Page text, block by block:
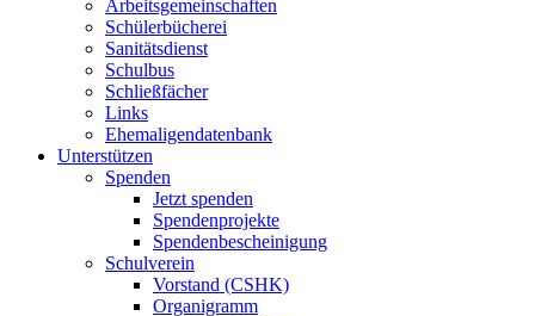
Arbeitsgemeinschaften
Schülerbücherei
Sanitätsdienst
Schulbus
Schließfächer
Links
Ehemaligendatenbank
Unterstützen
Spenden
Jetzt spenden
Spendenprojekte
Spendenbescheinigung
Schulverein
Vorstand (CSHK)
Organigramm